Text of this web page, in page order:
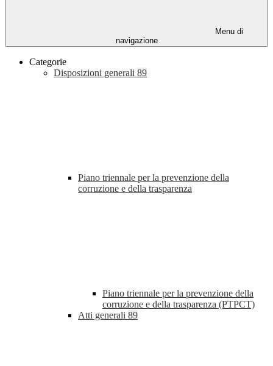
Menu di
navigazione
Categorie
Disposizioni generali 89
Piano triennale per la prevenzione della
corruzione e della trasparenza
Piano triennale per la prevenzione della
corruzione e della trasparenza (PTPCT)
Atti generali 89